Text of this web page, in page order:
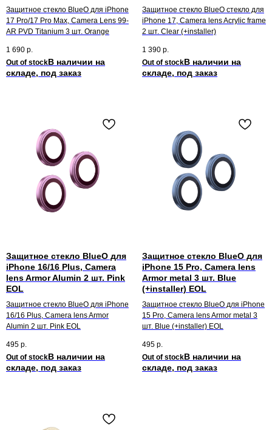
Защитное стекло BlueO для iPhone
17 Pro/17 Pro Max, Camera Lens 99-
AR PVD Titanium 3 шт. Orange
1 690 р.
Out of stock
Защитное стекло BlueO стекло для
iPhone 17, Camera lens Acrylic frame
2 шт. Clear (+installer)
1 390 р.
Out of stock
Защитное стекло BlueO для
iPhone 16/16 Plus, Camera
lens Armor Alumin 2 шт. Pink
EOL
Защитное стекло BlueO для iPhone
16/16 Plus, Camera lens Armor
Alumin 2 шт. Pink EOL
495 р.
Out of stock
Защитное стекло BlueO для
iPhone 15 Pro, Camera lens
Armor metal 3 шт. Blue
(+installer) EOL
Защитное стекло BlueO для iPhone
15 Pro, Camera lens Armor metal 3
шт. Blue (+installer) EOL
495 р.
Out of stock